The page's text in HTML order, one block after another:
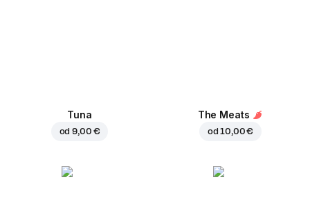
Tuna
od9,00 €
The Meats
od10,00 €